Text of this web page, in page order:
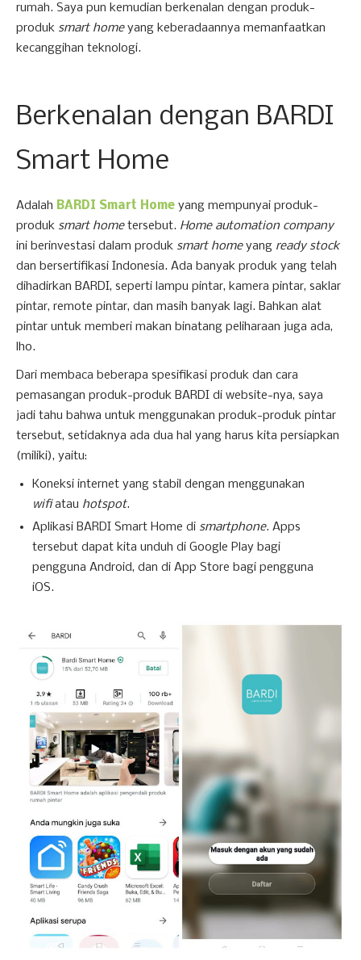
rumah. Saya pun kemudian berkenalan dengan produk-
produk smart homeyang keberadaannya memanfaatkan
kecanggihan teknologi.
Berkenalan dengan BARDI
Smart Home
Adalah BARDI Smart Home yang mempunyai produk-
produk smart hometersebut. Home automation company
ini berinvestasi dalam produk smart homeyang ready stock
dan bersertifikasi Indonesia. Ada banyak produk yang telah
dihadirkan BARDI, seperti lampu pintar, kamera pintar, saklar
pintar, remote pintar, dan masih banyak lagi. Bahkan alat
pintar untuk memberi makan binatang peliharaan juga ada,
lho.
Dari membaca beberapa spesifikasi produk dan cara
pemasangan produk-produk BARDI di website-nya, saya
jadi tahu bahwa untuk menggunakan produk-produk pintar
tersebut, setidaknya ada dua hal yang harus kita persiapkan
(miliki), yaitu:
Koneksi internet yang stabil dengan menggunakan
wifiatau hotspot.
Aplikasi BARDI Smart Home di smartphone. Apps
tersebut dapat kita unduh di Google Play bagi
pengguna Android, dan di App Store bagi pengguna
iOS.